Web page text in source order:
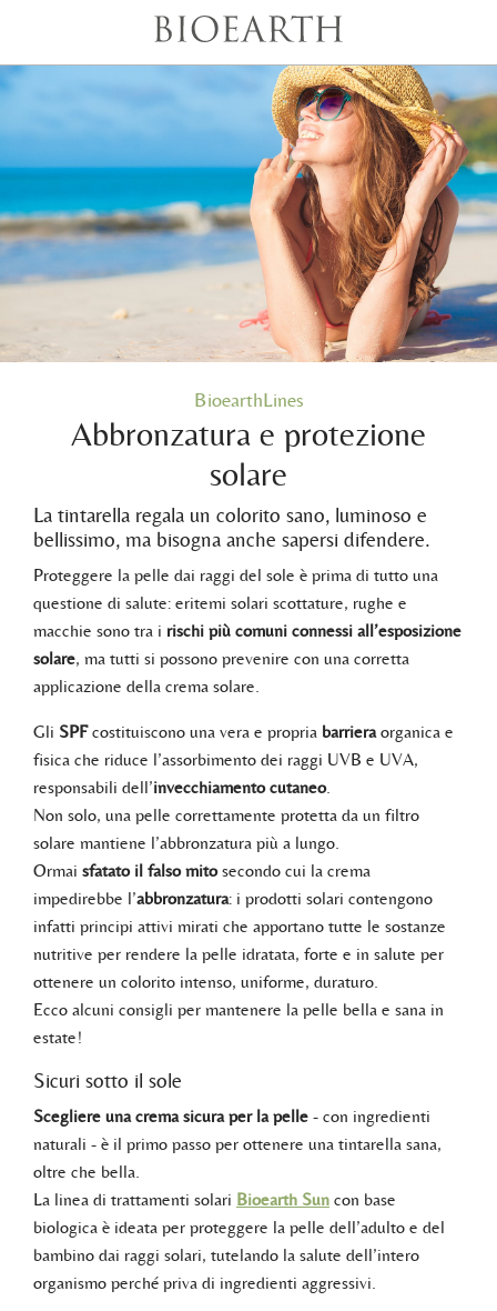
BioearthLines
Abbronzatura e protezione
solare
La tintarella regala un colorito sano, luminoso e
bellissimo, ma bisogna anche sapersi difendere.
Proteggere la pelle dai raggi del sole è prima di tutto una
questione di salute: eritemi solari scottature, rughe e
macchie sono tra i rischi più comuni connessi all’esposizione
solare, ma tutti si possono prevenire con una corretta
applicazione della crema solare.
Gli SPFcostituiscono una vera e propria barriera organica e
fisica che riduce l’assorbimento dei raggi UVB e UVA,
responsabili dell’invecchiamento cutaneo.
Non solo, una pelle correttamente protetta da un filtro
solare mantiene l’abbronzatura più a lungo.
Ormai sfatato il falso mitosecondo cui la crema
impedirebbe l’abbronzatura: i prodotti solari contengono
infatti principi attivi mirati che apportano tutte le sostanze
nutritive per rendere la pelle idratata, forte e in salute per
ottenere un colorito intenso, uniforme, duraturo.
Ecco alcuni consigli per mantenere la pelle bella e sana in
estate!
Sicuri sotto il sole
Scegliere una crema sicura per la pelle - con ingredienti
naturali - è il primo passo per ottenere una tintarella sana,
oltre che bella.
La linea di trattamenti solari Bioearth Sun con base
biologica è ideata per proteggere la pelle dell’adulto e del
bambino dai raggi solari, tutelando la salute dell’intero
organismo perché priva di ingredienti aggressivi.